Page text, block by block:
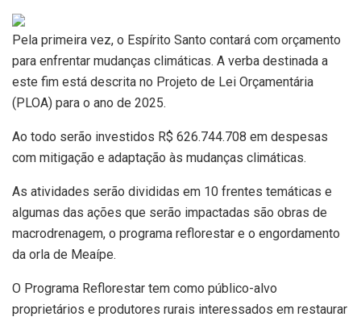
Pela primeira vez, o Espírito Santo contará com orçamento
para enfrentar mudanças climáticas. A verba destinada a
este fim está descrita no Projeto de Lei Orçamentária
(PLOA) para o ano de 2025.
Ao todo serão investidos R$ 626.744.708 em despesas
com mitigação e adaptação às mudanças climáticas.
As atividades serão divididas em 10 frentes temáticas e
algumas das ações que serão impactadas são obras de
macrodrenagem, o programa reflorestar e o engordamento
da orla de Meaípe.
O Programa Reflorestar tem como público-alvo
proprietários e produtores rurais interessados em restaurar